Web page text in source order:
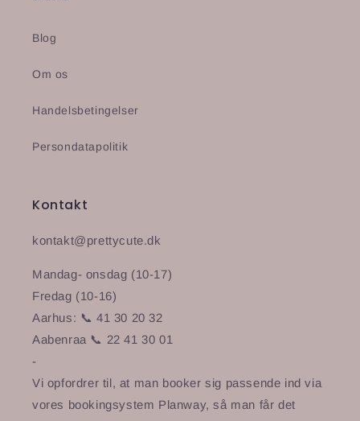
Blog
Om os
Handelsbetingelser
Persondatapolitik
Kontakt
kontakt@prettycute.dk
Mandag- onsdag (10-17)
Fredag (10-16)
Aarhus: 📞 41 30 20 32
Aabenraa 📞 22 41 30 01
-
Vi opfordrer til, at man booker sig passende ind via
vores bookingsystem Planway, så man får det